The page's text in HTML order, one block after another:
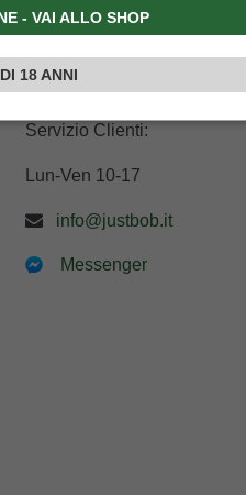
Sarai sempre
Ti terremo informato
direttamente sul tuo
Servizio Clienti:
Lun-Ven 10-17
info@justbob.it
Messenger
- VAI ALLO SHOP
18 ANNI